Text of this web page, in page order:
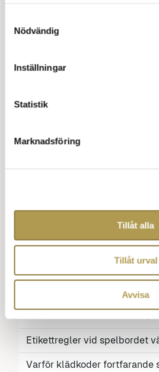
Nödvändig
Inställningar
Statistik
Marknadsföring
Tillåt alla
Tillåt urval
Avvisa
Välkomstbonus på casinon i
det är och hur det fungerar för
Respektfull hejarklack och
guide till gott uppförande på
Betalningsetikett på
Ibet – kasino och sportbetting
De 10 bästa julkläderna för
klär du dig med stil och
Generativ AI: Närmar vi
kreativitet?
Spelvariation och smidiga
Etikettregler vid spelbordet
Varför klädkoder fortfarande